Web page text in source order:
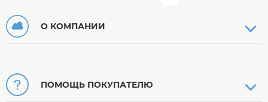
О КОМПАНИИ
ПОМОЩЬ ПОКУПАТЕЛЮ